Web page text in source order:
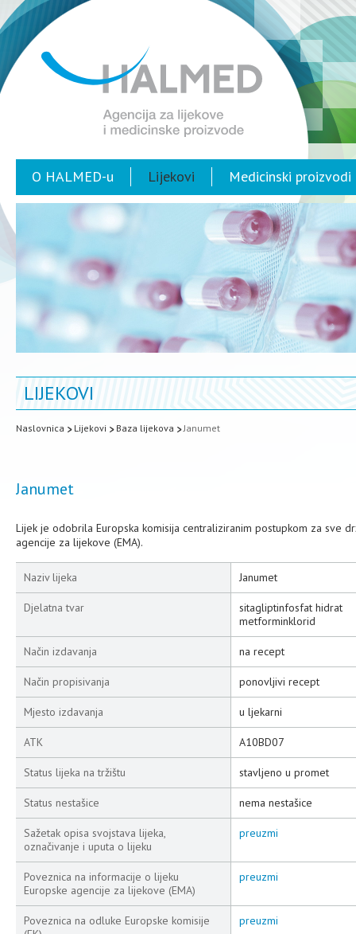
O HALMED-u Lijekovi Medicinski proizvodi
LIJEKOVI
Naslovnica Lijekovi Baza lijekova Janumet
Janumet
Lijek je odobrila Europska komisija centraliziranim postupkom za sve
agencije za lijekove (EMA).
Naziv lijeka Janumet
Djelatna tvar
sitagliptinfosfat hidrat
metforminklorid
Način izdavanja na recept
Način propisivanja ponovljivi recept
Mjesto izdavanja u ljekarni
ATK A10BD07
Status lijeka na tržištu stavljeno u promet
Status nestašice nema nestašice
Sažetak opisa svojstava lijeka,
označivanje i uputa o lijeku
preuzmi
Poveznica na informacije o lijeku
Europske agencije za lijekove (EMA)
preuzmi
Poveznica na odluke Europske komisije
preuzmi